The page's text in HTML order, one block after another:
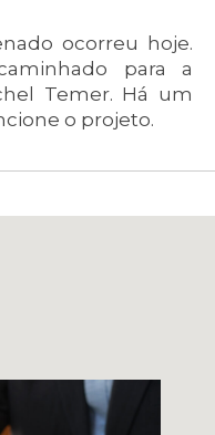
ocorreu hoje.
para a
Temer. Há um
o projeto.